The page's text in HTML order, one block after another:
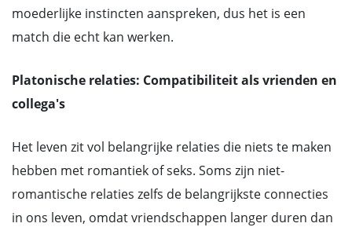
moederlijke instincten aanspreken, dus het is een
match die echt kan werken.
Platonische relaties: Compatibiliteit als vrienden en
collega's
Het leven zit vol belangrijke relaties die niets te maken
hebben met romantiek of seks. Soms zijn niet-
romantische relaties zelfs de belangrijkste connecties
in ons leven, omdat vriendschappen langer duren dan